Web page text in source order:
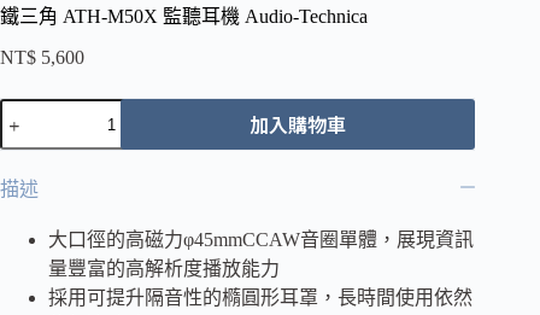
鐵三角 ATH-M50X 監聽耳機 Audio-Technica
NT$ 5,600
三
ATH-
M50X
加入購物車
描述
大口徑的高磁力φ45mmCCAW音圈單體，展現資訊
量豐富的高解析度播放能力
採用可提升隔音性的橢圓形耳罩，長時間使用依然